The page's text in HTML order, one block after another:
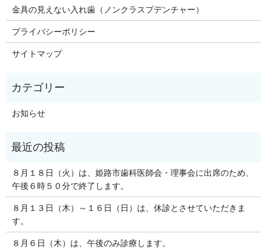
金具の見えない入れ歯（ノンクラスプデンチャー）
プライバシーポリシー
サイトマップ
お知らせ
８月１８日（火）は、姫路市歯科医師会・理事会に出席のため、
午後６時５０分で終了します。
８月１３日（木）～１６日（日）は、休診とさせていただきま
す。
８月６日（木）は、午後のみ診療します。